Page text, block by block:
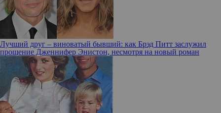
Лучший друг – виноватый бывший: как Брэд Питт заслужил
прощение Дженнифер Энистон, несмотря на новый роман